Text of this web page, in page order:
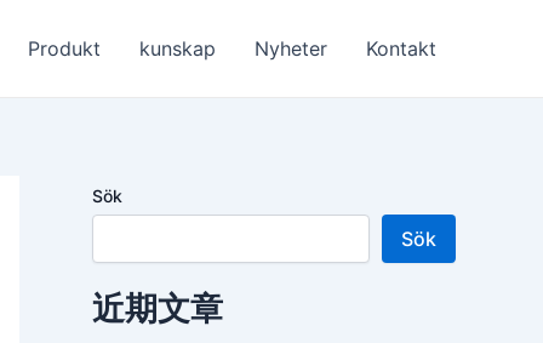
Produkt kunskap Nyheter Kontakt
Sök
Sök
近期文章